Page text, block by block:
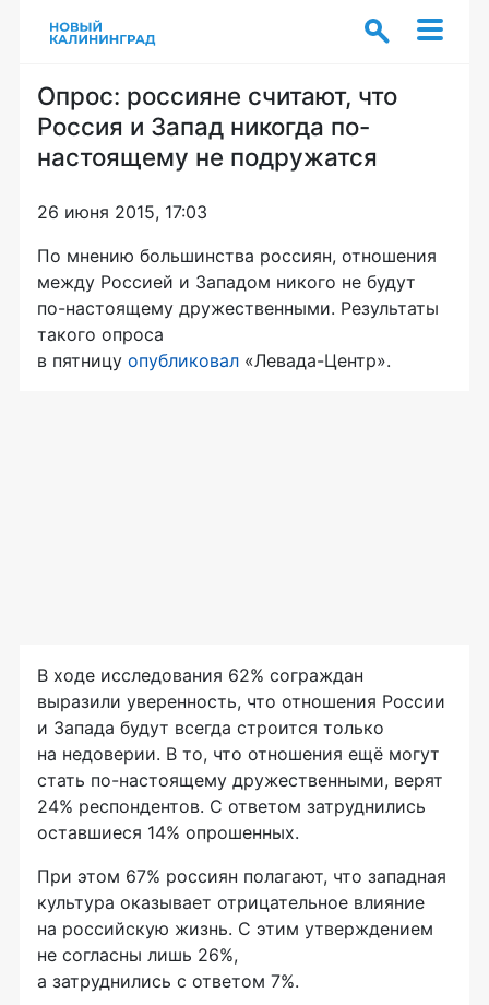
Опрос: россияне считают, что
Россия и Запад никогда по-
настоящему не подружатся
26 июня 2015, 17:03
По мнению большинства россиян, отношения
между Россией и Западом никого не будут
по-настоящему дружественными. Результаты
такого опроса
в пятницу опубликовал «Левада-Центр».
В ходе исследования 62% сограждан
выразили уверенность, что отношения России
и Запада будут всегда строится только
на недоверии. В то, что отношения ещё могут
стать по-настоящему дружественными, верят
24% респондентов. С ответом затруднились
оставшиеся 14% опрошенных.
При этом 67% россиян полагают, что западная
культура оказывает отрицательное влияние
на российскую жизнь. С этим утверждением
не согласны лишь 26%,
а затруднились с ответом 7%.